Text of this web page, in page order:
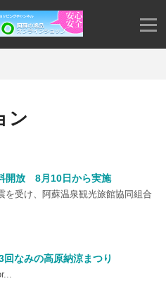
ン
開放 8月10日から実施
を受け、阿蘇温泉観光旅館協同組合
回なみの高原納涼まつり